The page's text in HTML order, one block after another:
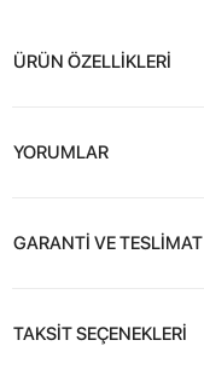
ÜRÜN ÖZELLİKLERİ
YORUMLAR
GARANTİ VE TESLİMAT
TAKSİT SEÇENEKLERİ